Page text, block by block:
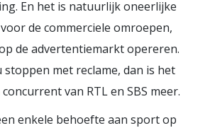
En het is natuurlijk oneerlijke
de commerciele omroepen,
de advertentiemarkt opereren.
stoppen met reclame, dan is het
van RTL en SBS meer.
enkele behoefte aan sport op